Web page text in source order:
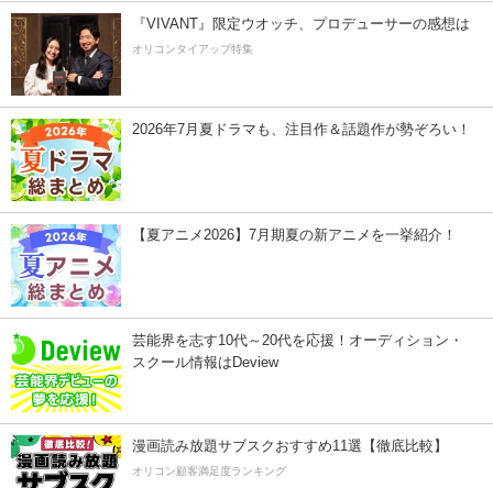
『VIVANT』限定ウオッチ、プロデューサーの感想は
オリコンタイアップ特集
2026年7月夏ドラマも、注目作＆話題作が勢ぞろい！
【夏アニメ2026】7月期夏の新アニメを一挙紹介！
芸能界を志す10代～20代を応援！オーディション・
スクール情報はDeview
漫画読み放題サブスクおすすめ11選【徹底比較】
オリコン顧客満足度ランキング